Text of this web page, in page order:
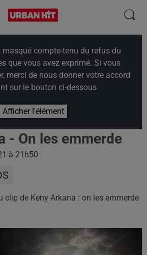
masqué compte-tenu du refus du
que vous avez exprimé. Si vous
merci de nous donner votre accord
sur le bouton ci-dessous.
Afficher l'élément
- On les emmerde
à 21h50
clip de Keny Arkana : on les emmerde